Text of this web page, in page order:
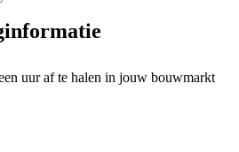
uur af te halen in jouw bouwmarkt